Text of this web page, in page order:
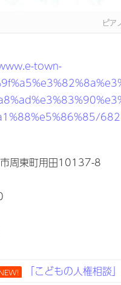
ピア
town-
周東町用田10137-8
「こどもの人権相